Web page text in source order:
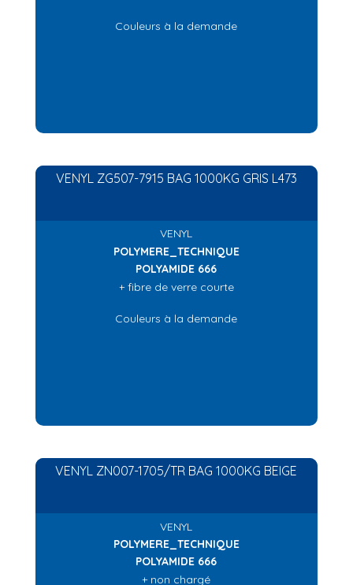
Couleurs à la demande
VENYL ZG507-7915 BAG 1000KG GRIS L473
VENYL
POLYMERE_TECHNIQUE
POLYAMIDE 666
+ fibre de verre courte
Couleurs à la demande
VENYL ZN007-1705/TR BAG 1000KG BEIGE
VENYL
POLYMERE_TECHNIQUE
POLYAMIDE 666
+ non chargé